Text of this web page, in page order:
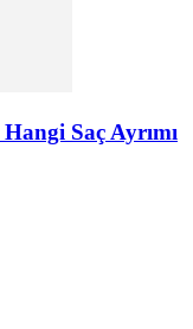
Saç Ayrımı